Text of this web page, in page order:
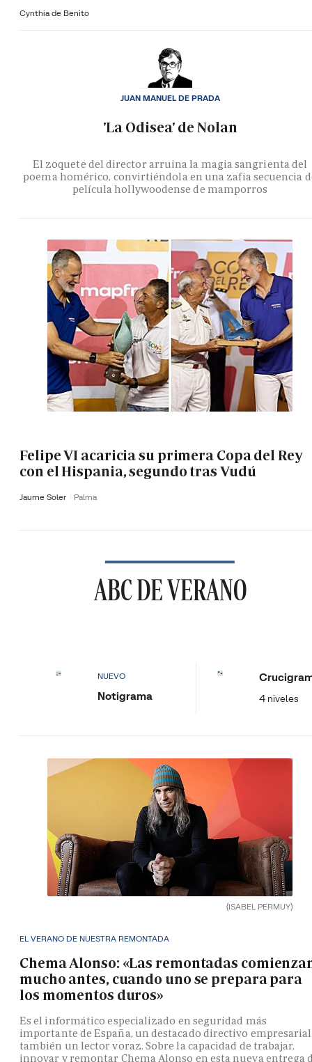
Cynthia de Benito
'La Odisea' de Nolan
El zoquete del director arruina la magia sangrienta del
poema homérico, convirtiéndola en una zafia secuencia
película hollywoodense de mamporros
JUAN MANUEL DE PRADA
Felipe VI acaricia su primera Copa del Rey
con el Hispania, segundo tras Vudú
Jaume Soler Palma
ABC DE VERANO
NUEVO
Notigrama 4 niveles
(ISABEL PERMUY)
EL VERANO DE NUESTRA REMONTADA
Chema Alonso: «Las remontadas
mucho antes, cuando uno se prepara para
los momentos duros»
Es el informático especializado en seguridad más
importante de España, un destacado directivo
también un lector voraz. Sobre la capacidad de trabajar,
innovar y remontar Chema Alonso en esta nueva entrega